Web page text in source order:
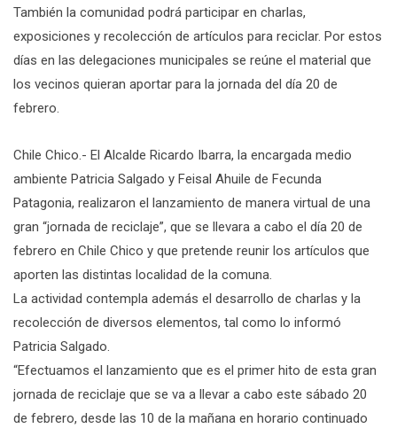
También la comunidad podrá participar en charlas,
exposiciones y recolección de artículos para reciclar. Por estos
días en las delegaciones municipales se reúne el material que
los vecinos quieran aportar para la jornada del día 20 de
febrero.
Chile Chico.- El Alcalde Ricardo Ibarra, la encargada medio
ambiente Patricia Salgado y Feisal Ahuile de Fecunda
Patagonia, realizaron el lanzamiento de manera virtual de una
gran “jornada de reciclaje”, que se llevara a cabo el día 20 de
febrero en Chile Chico y que pretende reunir los artículos que
aporten las distintas localidad de la comuna.
La actividad contempla además el desarrollo de charlas y la
recolección de diversos elementos, tal como lo informó
Patricia Salgado.
“Efectuamos el lanzamiento que es el primer hito de esta gran
jornada de reciclaje que se va a llevar a cabo este sábado 20
de febrero, desde las 10 de la mañana en horario continuado